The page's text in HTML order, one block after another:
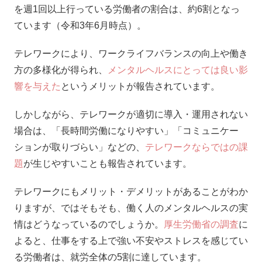
を週1回以上行っている労働者の割合は、約6割となっ
ています（令和3年6月時点）。
テレワークにより、ワークライフバランスの向上や働き
方の多様化が得られ、
メンタルヘルスにとっては良い影
響を与えた というメリットが報告されています。
しかしながら、テレワークが適切に導入・運用されない
場合は、「長時間労働になりやすい」「コミュニケー
ションが取りづらい」などの、 テレワークならではの課
題が生じやすいことも報告されています。
テレワークにもメリット・デメリットがあることがわか
りますが、ではそもそも、働く人のメンタルヘルスの実
情はどうなっているのでしょうか。
厚生労働省の調査に
よると、仕事をする上で強い不安やストレスを感じてい
る労働者は、就労全体の5割に達しています。